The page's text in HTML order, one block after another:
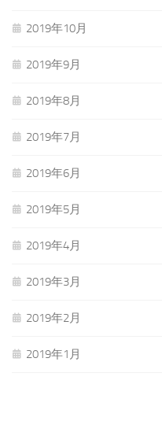
2019年10月
2019年9月
2019年8月
2019年7月
2019年6月
2019年5月
2019年4月
2019年3月
2019年2月
2019年1月